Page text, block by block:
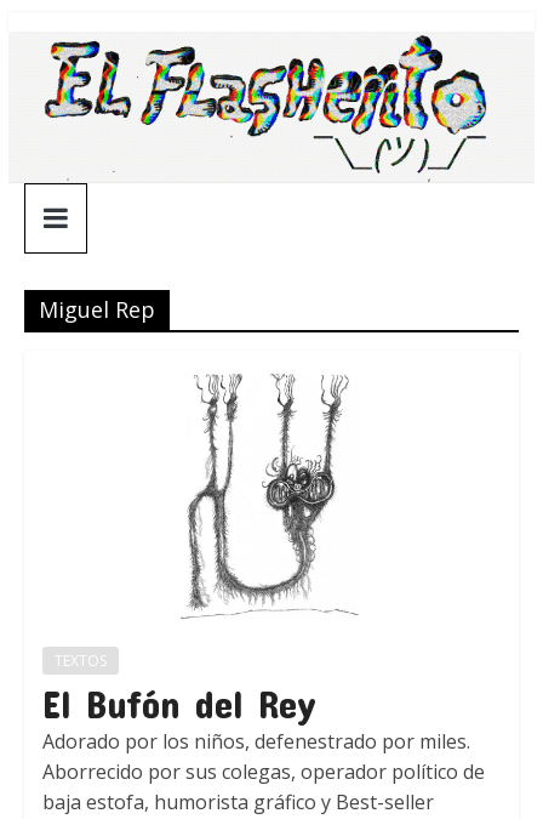
contenido
¯\_(ツ)_/
¯
Miguel Rep
TEXTOS
El Bufón del Rey
Adorado por los niños, defenestrado por miles.
Aborrecido por sus colegas, operador político de
baja estofa, humorista gráfico y Best-seller